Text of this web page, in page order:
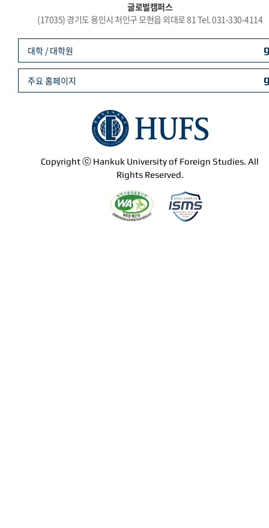
글로벌캠퍼스
(17035) 경기도 용인시 처인구 모현읍 외대로 81 Tel. 031-330-4114
Copyright ⓒ Hankuk University of Foreign Studies. All
Rights Reserved.
대학 / 대학원
주요 홈페이지